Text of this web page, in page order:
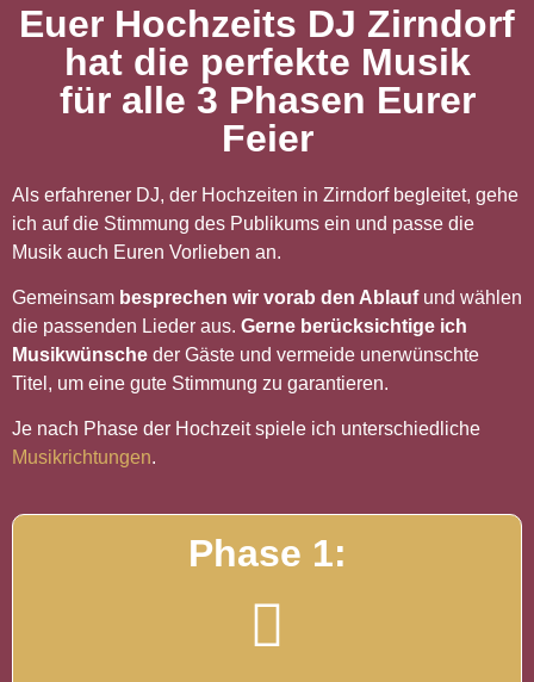
Euer Hochzeits DJ Zirndorf
hat die perfekte Musik
für alle 3 Phasen Eurer
Feier
Als erfahrener DJ, der Hochzeiten in Zirndorf begleitet, gehe
ich auf die Stimmung des Publikums ein und passe die
Musik auch Euren Vorlieben an.
Gemeinsam besprechen wir vorab den Ablaufund wählen
die passenden Lieder aus. Gerne berücksichtige ich
Musikwünsche der Gäste und vermeide unerwünschte
Titel, um eine gute Stimmung zu garantieren.
Je nach Phase der Hochzeit spiele ich unterschiedliche
Musikrichtungen.
Phase 1: